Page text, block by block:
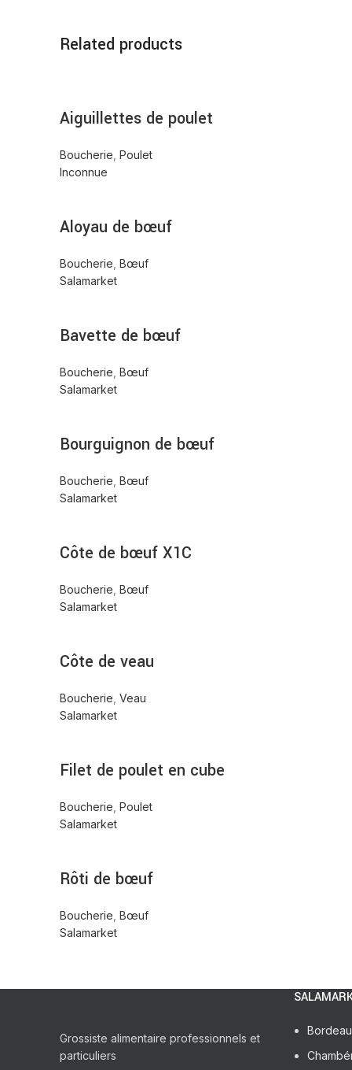
Related products
Aiguillettes de poulet
Boucherie Poulet
Inconnue
Aloyau de bœuf
Boucherie Bœuf
Salamarket
Bavette de bœuf
Boucherie Bœuf
Salamarket
Bourguignon de bœuf
Boucherie Bœuf
Salamarket
Côte de bœuf X1C
Boucherie Bœuf
Salamarket
Côte de veau
Boucherie Veau
Salamarket
Filet de poulet en cube
Boucherie Poulet
Salamarket
Rôti de bœuf
Boucherie Bœuf
Salamarket
Grossiste alimentaire professionnels et
particuliers